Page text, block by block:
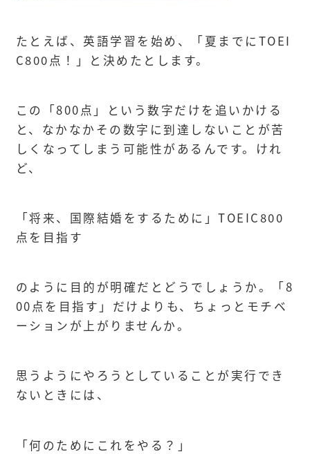
たとえば、英語学習を始め、「夏までにTOEI
C800点！」と決めたとします。
この「800点」という数字だけを追いかける
と、なかなかその数字に到達しないことが苦
しくなってしまう可能性があるんです。けれ
ど、
「将来、国際結婚をするために」TOEIC800
点を目指す
のように目的が明確だとどうでしょうか。「8
00点を目指す」だけよりも、ちょっとモチベ
ーションが上がりませんか。
思うようにやろうとしていることが実行でき
ないときには、
「何のためにこれをやる？」